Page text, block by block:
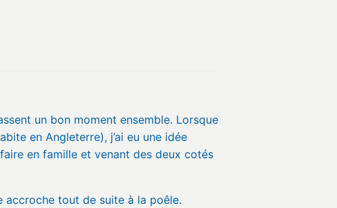
un bon moment ensemble. Lorsque
en Angleterre), j’ai eu une idée
en famille et venant des deux cotés
accroche tout de suite à la poêle.